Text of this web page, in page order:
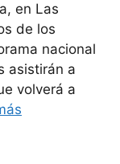
en Las
de los
nacional
asistirán a
volverá a